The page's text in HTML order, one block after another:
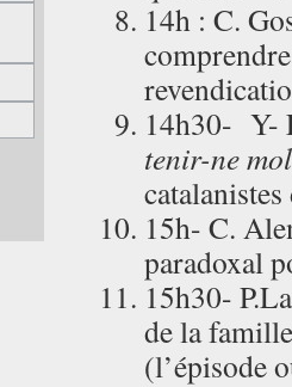
14h : C.
14h30- Y-
tenir-ne
15h- C.
paradoxal
15h30-
de la
(l’épisode